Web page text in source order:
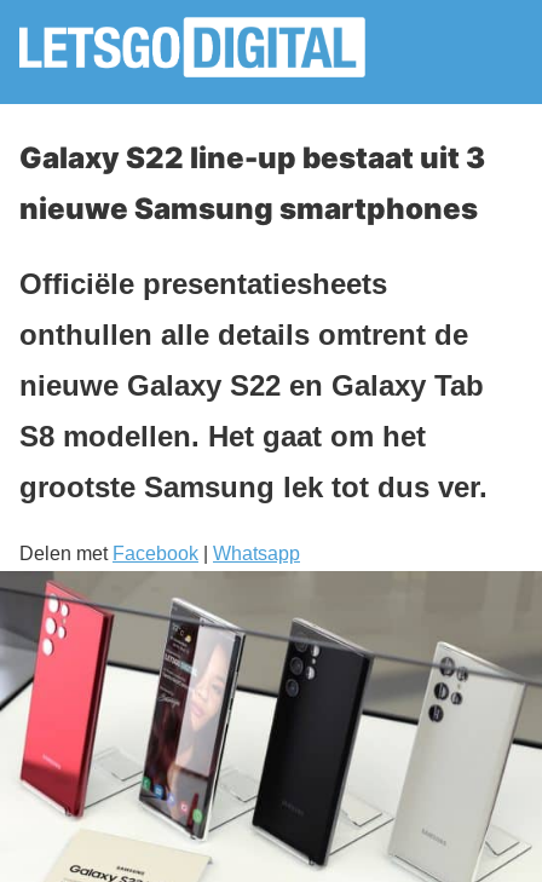
Galaxy S22 line-up bestaat uit 3
nieuwe Samsung smartphones
Officiële presentatiesheets
onthullen alle details omtrent de
nieuwe Galaxy S22 en Galaxy Tab
S8 modellen. Het gaat om het
grootste Samsung lek tot dus ver.
Delen met Facebook Whatsapp